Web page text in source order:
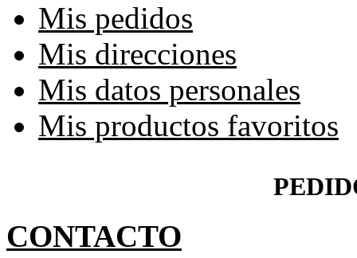
Mis pedidos
Mis direcciones
Mis datos personales
Mis productos favoritos
CONTACTO